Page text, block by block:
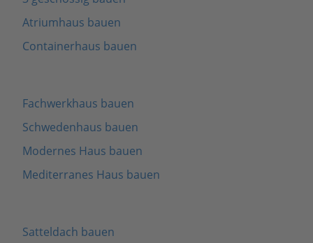
Atriumhaus bauen
Containerhaus bauen
Fachwerkhaus bauen
Schwedenhaus bauen
Modernes Haus bauen
Mediterranes Haus bauen
Satteldach bauen